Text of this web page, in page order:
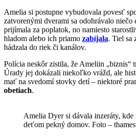
Amelia si postupne vybudovala povesť
zatvorenými dverami sa odohrávalo
prijímala za poplatok, no namiesto
hladom alebo ich priamo zabíjala. Tiel sa
hádzala do riek či kanálov.
Polícia neskôr zistila, že Ameliin „biznis“
Úrady jej dokázali niekoľko vrážd, ale
mať na svedomí stovky detí – niektoré
obetiach.
Amelia Dyer si dávala inzeráty, kde
deťom pekný domov. Foto –